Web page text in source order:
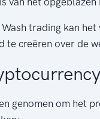
Wash trading kan
creëren over de
genomen om het